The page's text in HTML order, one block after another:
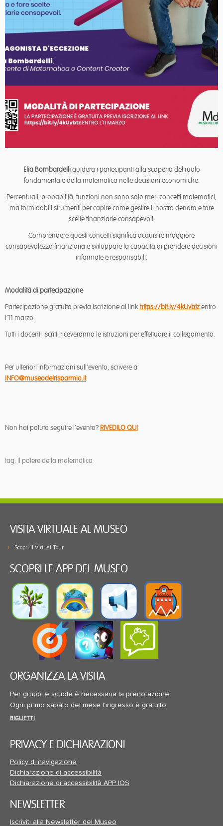
Elia Bombardelliguiderà i partecipanti alla scoperta del ruolo
fondamentale della matematica nelle decisioni economiche.
Percentuali, probabilità, funzioni non sono solo meri concetti matematici,
ma formidabili strumenti per capire come gestire il nostro denaro e fare
scelte finanziarie consapevoli.
Comprendere questi concetti significa acquisire maggiore
consapevolezza finanziaria e sviluppare la capacità di prendere decisioni
informate e responsabili.
Modalità di partecipazione
Partecipazione gratuita previa iscrizione al linkhttps://bit.ly/4kUvbtzentro
l’11 marzo.
Tutti i docenti iscritti riceveranno le istruzioni per effettuare il collegamento.
Per ulteriori informazioni sull’evento, scrivere a
INFO@museodelrisparmio.it.
Non hai potuto seguire l’evento? RIVEDILO QUI
tag: Il potere della matematica
VISITA VIRTUALE AL MUSEO
Scopri il Virtual Tour
SCOPRI LE APP DEL MUSEO
ORGANIZZA LA VISITA
Per gruppi e scuole è necessaria la prenotazione
Ogni primo sabato del mese l'ingresso è gratuito
BIGLIETTI
PRIVACY E DICHIARAZIONI
Policy di navigazione
Dichiarazione di accessibilità
Dichiarazione di accessibilità APP IOS
NEWSLETTER
Iscriviti alla Newsletter del Museo